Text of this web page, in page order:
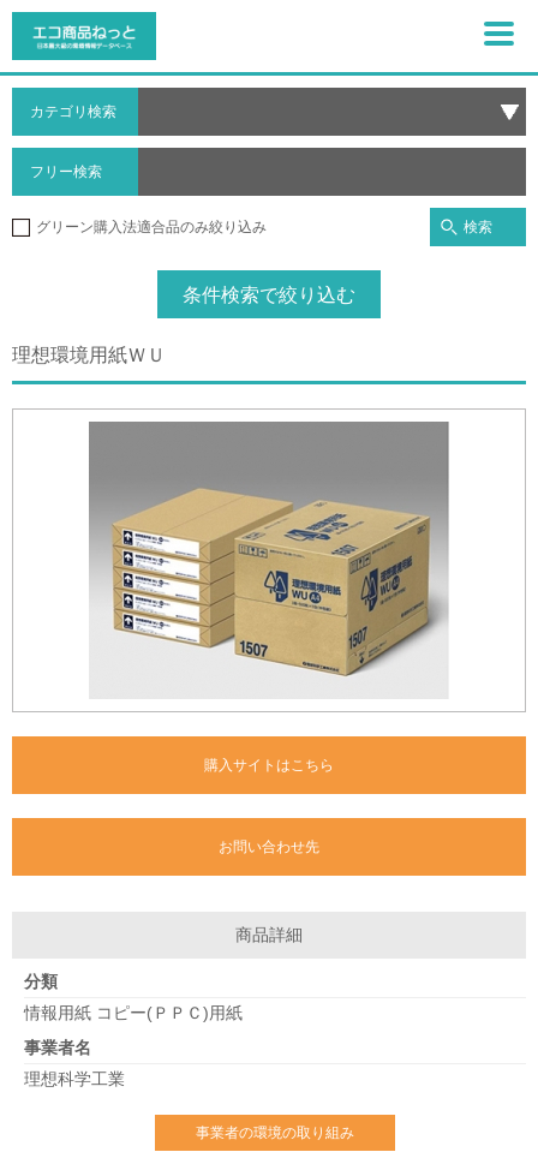
カテゴリ検索
フリー検索
グリーン購入法適合品のみ絞り込み 検索
条件検索で絞り込む
理想環境用紙ＷＵ
購入サイトはこちら
お問い合わせ先
商品詳細
分類
情報用紙 コピー(ＰＰＣ)用紙
事業者名
理想科学工業
事業者の環境の取り組み